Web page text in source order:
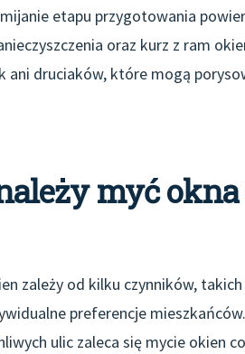
etapu przygotowania
oraz kurz z ram
ani druciaków, które mogą
myć
zależy od kilku czynników,
preferencje
ulic zaleca się mycie okien